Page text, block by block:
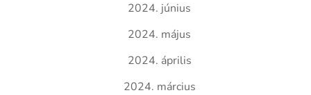
2024. június
2024. május
2024. április
2024. március